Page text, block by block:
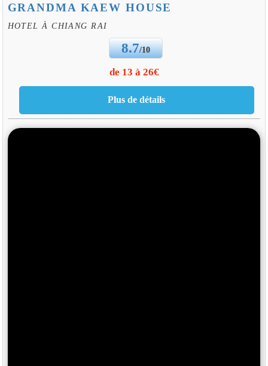
GRANDMA KAEW HOUSE
HOTEL À CHIANG RAI
8.7/10
de 13 à 26€